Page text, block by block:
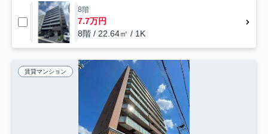
8階
7.7万円
8階 / 22.64㎡ / 1K
賃貸マンション